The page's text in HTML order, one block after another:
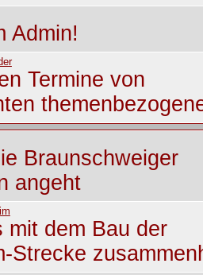
Admin!
Termine von
Braunschweiger
angeht
mit dem Bau der
Strecke